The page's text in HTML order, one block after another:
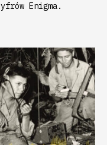
Enigma.